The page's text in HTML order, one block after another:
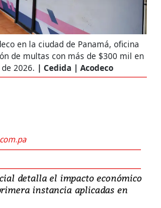
en la ciudad de Panamá, oficina
de multas con más de $300 mil en
2026.
Cedida | Acodeco
detalla el impacto económico
instancia aplicadas en